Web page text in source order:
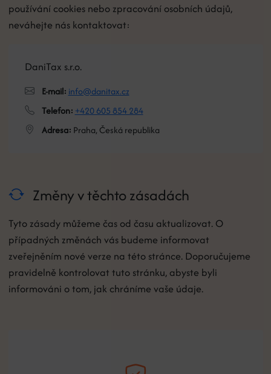
používání cookies nebo zpracování osobních údajů,
neváhejte nás kontaktovat:
DaniTax s.r.o.
E-mail: info@danitax.cz
Telefon: +420 605 854 284
Adresa: Praha, Česká republika
Změny v těchto zásadách
Tyto zásady můžeme čas od času aktualizovat. O
případných změnách vás budeme informovat
zveřejněním nové verze na této stránce. Doporučujeme
pravidelně kontrolovat tuto stránku, abyste byli
informováni o tom, jak chráníme vaše údaje.